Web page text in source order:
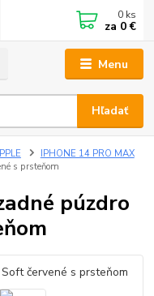
Menu
Hľadať
0 ks
za 0 €
IPHONE 14 PRO MAX
s prsteňom
púzdro